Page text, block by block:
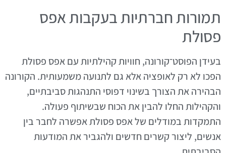
תמורות חברתיות בעקבות אפס
פסולת
בעידן הפוסט־קורונה, חוויות קהילתיות עם אפס פסולת
הפכו לא רק לאופציה אלא גם לתנועה משמעותית. הקורונה
הבהירה את הצורך בשינוי דפוסי התנהגות סביבתיים,
והקהילות החלו להבין את הכוח שבשיתוף פעולה.
התמקדות במודלים של אפס פסולת אפשרה לחבר בין
אנשים, ליצור קשרים חדשים ולהגביר את המודעות